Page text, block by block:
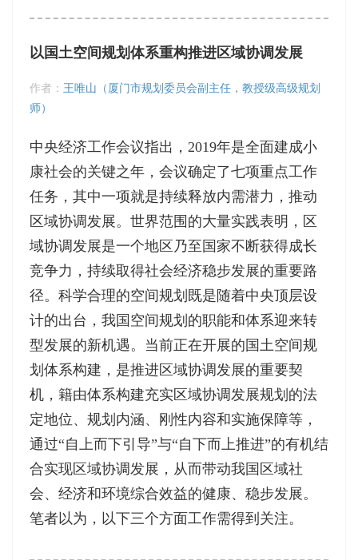
以国土空间规划体系重构推进区域协调发展
作者： 王唯山（厦门市规划委员会副主任，教授级高级规划
师）
中央经济工作会议指出，2019年是全面建成小
康社会的关键之年，会议确定了七项重点工作
任务，其中一项就是持续释放内需潜力，推动
区域协调发展。世界范围的大量实践表明，区
域协调发展是一个地区乃至国家不断获得成长
竞争力，持续取得社会经济稳步发展的重要路
径。科学合理的空间规划既是随着中央顶层设
计的出台，我国空间规划的职能和体系迎来转
型发展的新机遇。当前正在开展的国土空间规
划体系构建，是推进区域协调发展的重要契
机，籍由体系构建充实区域协调发展规划的法
定地位、规划内涵、刚性内容和实施保障等，
通过“自上而下引导”与“自下而上推进”的有机结
合实现区域协调发展，从而带动我国区域社
会、经济和环境综合效益的健康、稳步发展。
笔者以为，以下三个方面工作需得到关注。